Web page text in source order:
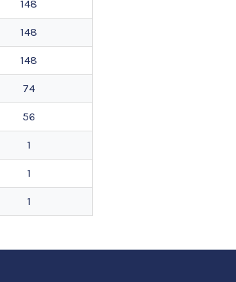
148
148
148
74
56
1
1
1